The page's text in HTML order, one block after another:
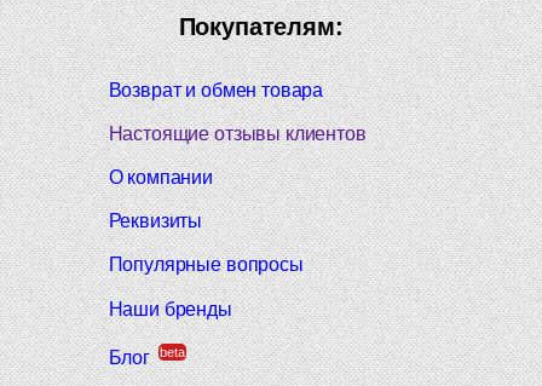
Покупателям:
Возврат и обмен товара
Настоящие отзывы клиентов
О компании
Реквизиты
Популярные вопросы
Наши бренды
Блог beta